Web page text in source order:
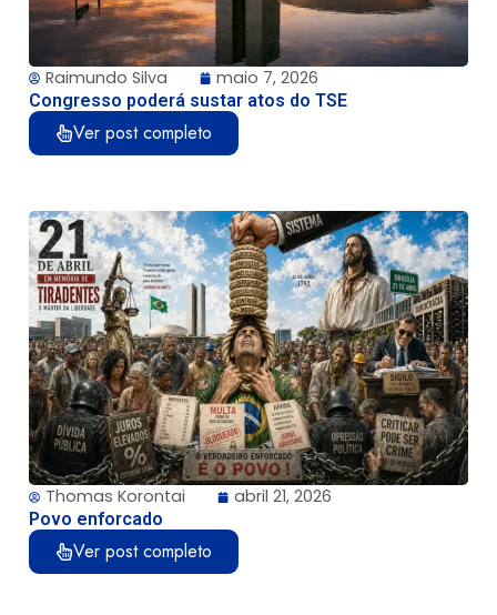
Raimundo Silva maio 7, 2026
Congresso poderá sustar atos do TSE
Ver post completo
Thomas Korontai abril 21, 2026
Povo enforcado
Ver post completo